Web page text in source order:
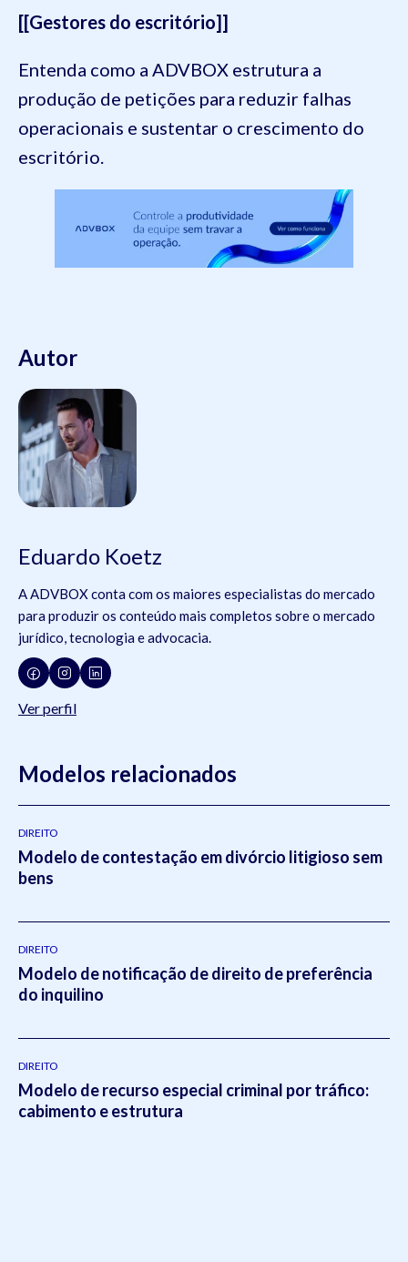
[[Gestores do escritório]]
Entenda como a ADVBOX estrutura a
produção de petições para reduzir falhas
operacionais e sustentar o crescimento do
escritório.
Autor
Eduardo Koetz
A ADVBOX conta com os maiores especialistas do mercado
para produzir os conteúdo mais completos sobre o mercado
jurídico, tecnologia e advocacia.
Ver perfil
Modelos relacionados
DIREITO
Modelo de contestação em divórcio litigioso sem
bens
DIREITO
Modelo de notificação de direito de preferência
do inquilino
DIREITO
Modelo de recurso especial criminal por tráfico:
cabimento e estrutura